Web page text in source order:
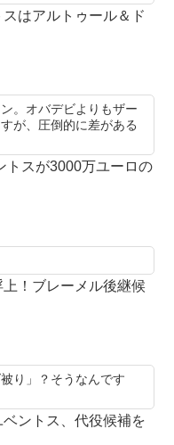
はアルトゥール＆ド
。オバデビよりもザー
が、圧倒的に差がある
トスが3000万ユーロの
！ブレーメル後継候
り」？そうなんです
ントス、代役候補を